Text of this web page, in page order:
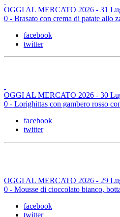
OGGI AL MERCATO 2026 - 31
0 - Brasato con crema di patate allo
facebook
twitter
OGGI AL MERCATO 2026 - 30
0 - Lorighittas con gambero rosso
facebook
twitter
OGGI AL MERCATO 2026 - 29
0 - Mousse di cioccolato bianco,
facebook
twitter